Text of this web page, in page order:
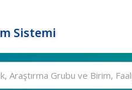
Sistemi